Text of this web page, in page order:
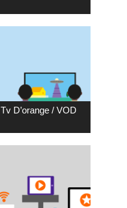
Tv D’orange / VOD